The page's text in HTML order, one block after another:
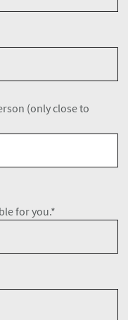
(only close to
for you.*